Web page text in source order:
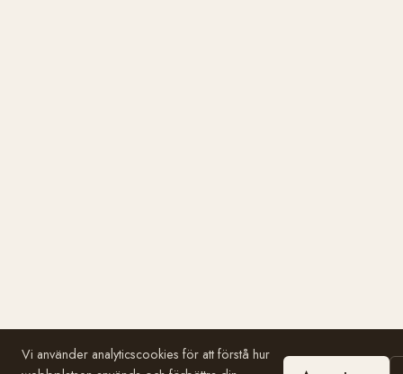
Vi använder analyticscookies för att förstå hur